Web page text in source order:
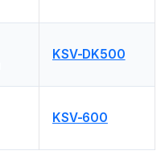
KSV-DK500
KSV-600